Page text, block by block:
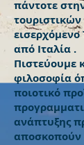
πάντοτε
εισερχόμενο
από Ιταλία .
Πιστεύουμε
φιλοσοφία
ποιοτικό
ανάπτυξης
αποσκοπούν